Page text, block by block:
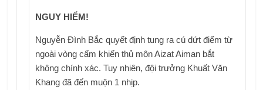
NGUY HIỂM!
Nguyễn Đình Bắc quyết định tung ra cú dứt điểm từ
ngoài vòng cấm khiến thủ môn Aizat Aiman ​​bắt
không chính xác. Tuy nhiên, đội trưởng Khuất Văn
Khang đã đến muộn 1 nhịp.